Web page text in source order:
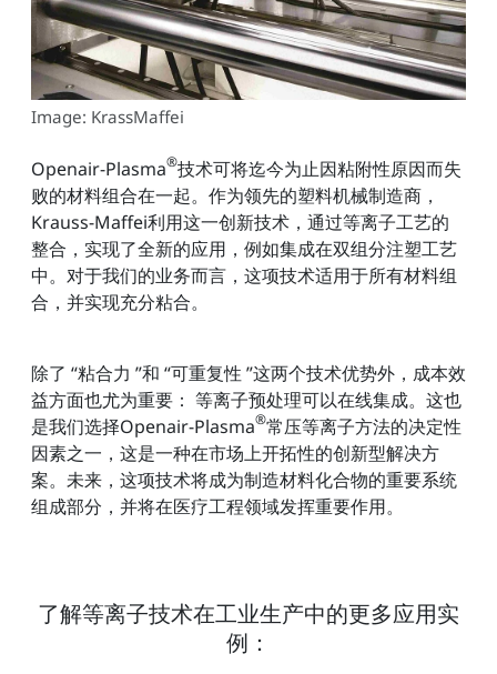
Image: KrassMaffei
Openair-Plasma®技术可将迄今为止因粘附性原因而失
败的材料组合在一起。作为领先的塑料机械制造商，
Krauss-Maffei利用这一创新技术，通过等离子工艺的
整合，实现了全新的应用，例如集成在双组分注塑工艺
中。对于我们的业务而言，这项技术适用于所有材料组
合，并实现充分粘合。
除了 “粘合力 ”和 “可重复性 ”这两个技术优势外，成本效
益方面也尤为重要： 等离子预处理可以在线集成。这也
是我们选择Openair-Plasma®常压等离子方法的决定性
因素之一，这是一种在市场上开拓性的创新型解决方
案。未来，这项技术将成为制造材料化合物的重要系统
组成部分，并将在医疗工程领域发挥重要作用。
了解等离子技术在工业生产中的更多应用实
例：